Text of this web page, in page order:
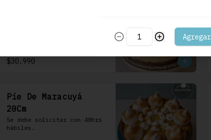
$30.990
Pie De Maracuyá
20Cm
Se debe solicitar con 48hrs
hábiles.
Agregar